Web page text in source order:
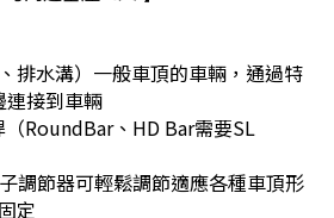
排水溝）一般車頂的車輛，通過特
連接到車輛
（RoundBar、HD Bar需要SL
調節器可輕鬆調節適應各種車頂形
定